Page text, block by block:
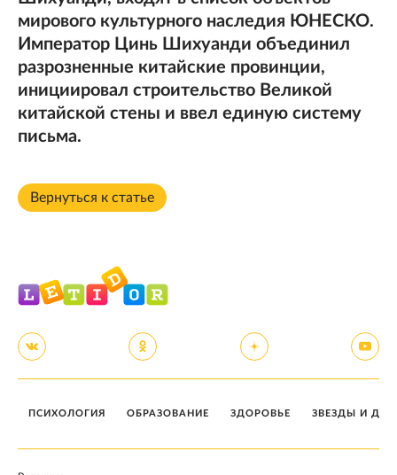
мирового культурного наследия ЮНЕСКО.
Император Цинь Шихуанди объединил
разрозненные китайские провинции,
инициировал строительство Великой
китайской стены и ввел единую систему
письма.
Вернуться к статье
ПСИХОЛОГИЯ ОБРАЗОВАНИЕ ЗДОРОВЬЕ ЗВЕЗДЫ И